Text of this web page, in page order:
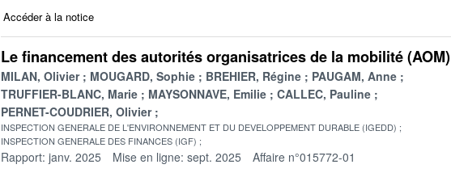
Accéder à la notice
Le financement des autorités organisatrices de la mobilité (AOM)
MILAN, Olivier MOUGARD, Sophie BREHIER, Régine
PAUGAM, Anne
TRUFFIER-BLANC, Marie
MAYSONNAVE, Emilie
CALLEC, Pauline
PERNET-COUDRIER, Olivier
INSPECTION GENERALE DE L'ENVIRONNEMENT ET DU DEVELOPPEMENT DURABLE (IGEDD)
INSPECTION GENERALE DES FINANCES (IGF)
Rapport: janv. 2025 Mise en ligne: sept. 2025 Affaire n°015772-01